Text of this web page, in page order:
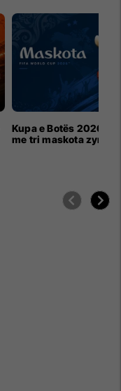
Kupa e Botës 2026
me tri maskota zyrtare